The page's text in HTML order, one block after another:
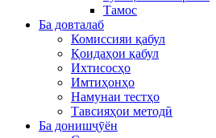
Тамос
Ба довталаб
Комиссияи қабул
Қоидаҳои қабул
Ихтисосҳо
Имтиҳонҳо
Намунаи тестҳо
Тавсияҳои методӣ
Ба донишҷӯён